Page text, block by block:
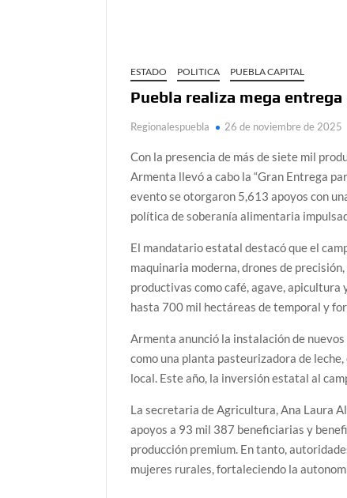
ESTADO POLITICA PUEBLA CAPITAL
Puebla realiza mega
Regionalespuebla 26 de noviembre de 2025
Con la presencia de más de siete mil
Armenta llevó a cabo la “Gran Entrega
evento se otorgaron 5,613 apoyos con
política de soberanía alimentaria
El mandatario estatal destacó que el
maquinaria moderna, drones de
productivas como café, agave,
hasta 700 mil hectáreas de temporal y
Armenta anunció la instalación de
como una planta pasteurizadora de
local. Este año, la inversión estatal al
La secretaria de Agricultura, Ana Laura
apoyos a 93 mil 387 beneficiarias y
producción premium. En tanto,
mujeres rurales, fortaleciendo la